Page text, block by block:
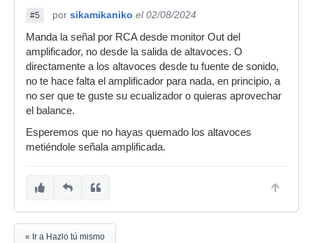
#5 por sikamikaniko el 02/08/2024
Manda la señal por RCA desde monitor Out del
amplificador, no desde la salida de altavoces. O
directamente a los altavoces desde tu fuente de sonido,
no te hace falta el amplificador para nada, en principio, a
no ser que te guste su ecualizador o quieras aprovechar
el balance.
Esperemos que no hayas quemado los altavoces
metiéndole señala amplificada.
« Ir a Hazlo tú mismo